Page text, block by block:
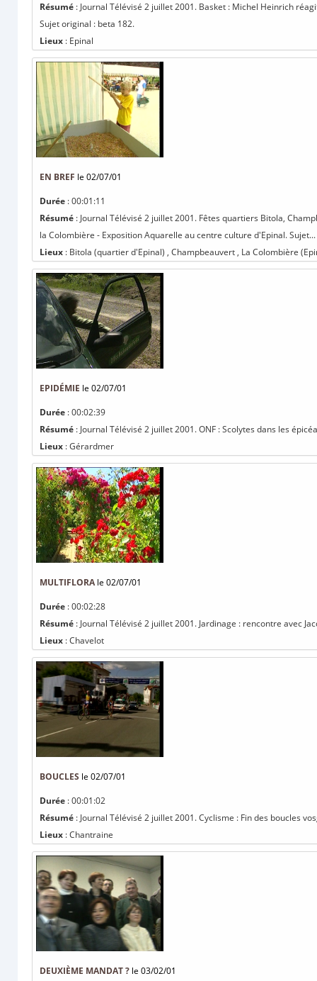
Résumé : Journal Télévisé 2 juillet 2001. Basket : Michel Heinrich
Sujet original : beta 182.
Lieux : Epinal
EN BREF le 02/07/01
Durée : 00:01:11
Résumé : Journal Télévisé 2 juillet 2001. Fêtes quartiers Bitola,
la Colombière - Exposition Aquarelle au centre culture d'Epinal. Sujet...
Lieux : Bitola (quartier d'Epinal) , Champbeauvert , La Colombière
EPIDÉMIE le 02/07/01
Durée : 00:02:39
Résumé : Journal Télévisé 2 juillet 2001. ONF : Scolytes dans les
Lieux : Gérardmer
MULTIFLORA le 02/07/01
Durée : 00:02:28
Résumé : Journal Télévisé 2 juillet 2001. Jardinage : rencontre avec
Lieux : Chavelot
BOUCLES le 02/07/01
Durée : 00:01:02
Résumé : Journal Télévisé 2 juillet 2001. Cyclisme : Fin des boucles
Lieux : Chantraine
DEUXIÈME MANDAT ? le 03/02/01